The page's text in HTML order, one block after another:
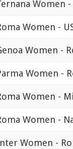
Women
Women -
Women -
Women -
Women -
Women -
Women -